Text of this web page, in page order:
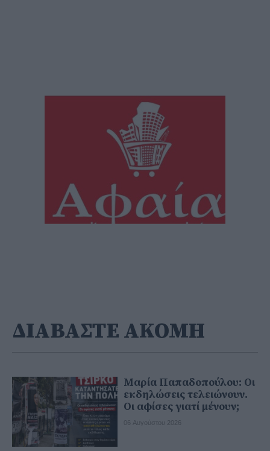
ΔΙΑΒΑΣΤΕ ΑΚΟΜΗ
Μαρία Παπαδοπούλου: Οι
εκδηλώσεις τελειώνουν.
Οι αφίσες γιατί μένουν;
06 Αυγούστου 2026